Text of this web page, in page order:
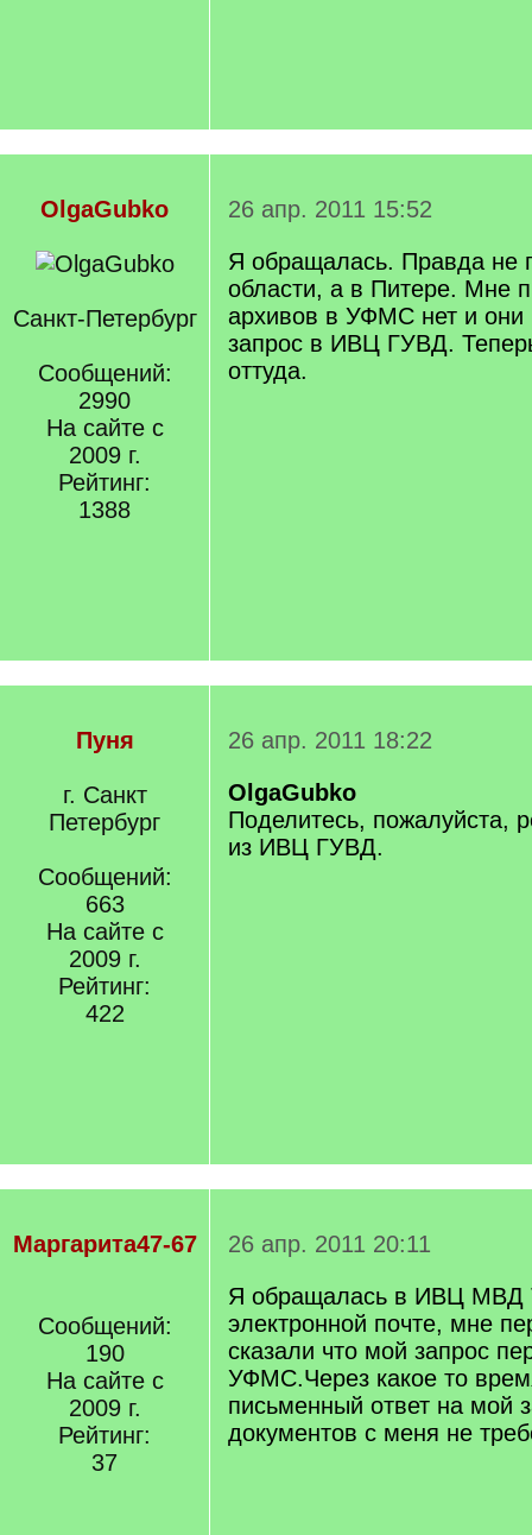
OlgaGubko
Санкт-Петербург
Сообщений:
2990
На сайте с
2009 г.
Рейтинг:
1388
26 апр. 2011 15:52
Я обращалась. Правда не
области, а в Питере. Мне
архивов в УФМС нет и они
запрос в ИВЦ ГУВД.
оттуда.
Пуня
г. Санкт
Петербург
Сообщений:
663
На сайте с
2009 г.
Рейтинг:
422
26 апр. 2011 18:22
OlgaGubko
Поделитесь, пожалуйста,
из ИВЦ ГУВД.
Маргарита47-67
Сообщений:
190
На сайте с
2009 г.
Рейтинг:
37
26 апр. 2011 20:11
Я обращалась в ИВЦ МВД
электронной почте, мне
сказали что мой запрос
УФМС.Через какое то
письменный ответ на мой
документов с меня не